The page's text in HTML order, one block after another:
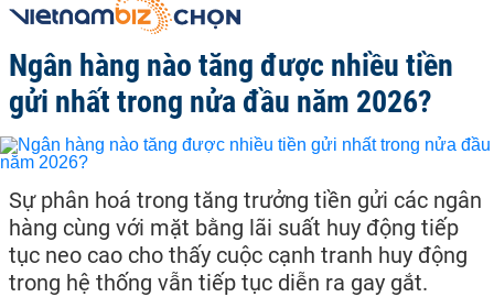
Ngân hàng nào tăng được nhiều tiền
gửi nhất trong nửa đầu năm 2026?
Sự phân hoá trong tăng trưởng tiền gửi các ngân
hàng cùng với mặt bằng lãi suất huy động tiếp
tục neo cao cho thấy cuộc cạnh tranh huy động
trong hệ thống vẫn tiếp tục diễn ra gay gắt.